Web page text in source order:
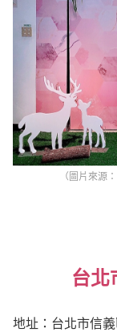
（圖片來源
台北
地址：台北市信